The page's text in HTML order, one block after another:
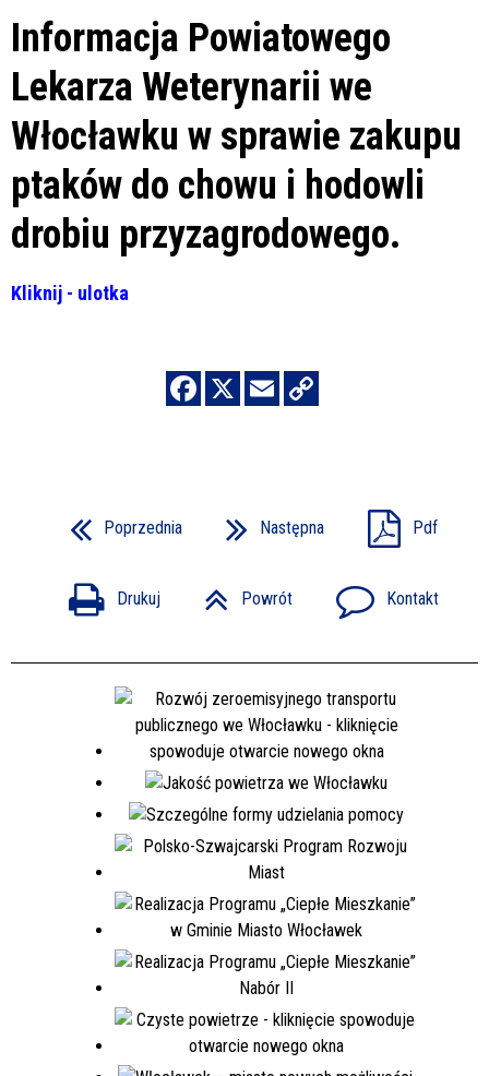
Informacja Powiatowego
Lekarza Weterynarii we
Włocławku w sprawie zakupu
ptaków do chowu i hodowli
drobiu przyzagrodowego.
Kliknij - ulotka
Poprzednia Następna Pdf
Drukuj Powrót Kontakt